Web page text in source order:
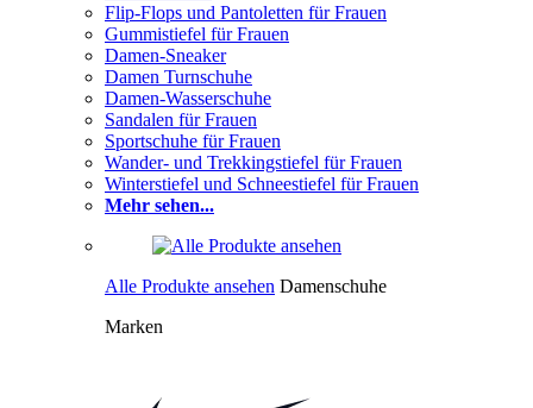
Flip-Flops und Pantoletten für Frauen
Gummistiefel für Frauen
Damen-Sneaker
Damen Turnschuhe
Damen-Wasserschuhe
Sandalen für Frauen
Sportschuhe für Frauen
Wander- und Trekkingstiefel für Frauen
Winterstiefel und Schneestiefel für Frauen
Mehr sehen...
Alle Produkte ansehen Damenschuhe
Marken